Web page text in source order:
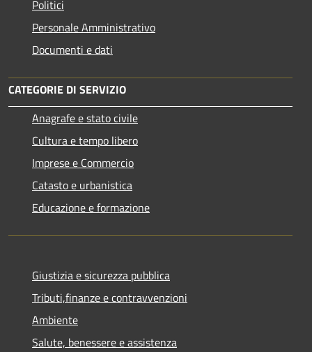
Politici
Personale Amministrativo
Documenti e dati
CATEGORIE DI SERVIZIO
Anagrafe e stato civile
Cultura e tempo libero
Imprese e Commercio
Catasto e urbanistica
Educazione e formazione
Giustizia e sicurezza pubblica
Tributi,finanze e contravvenzioni
Ambiente
Salute, benessere e assistenza